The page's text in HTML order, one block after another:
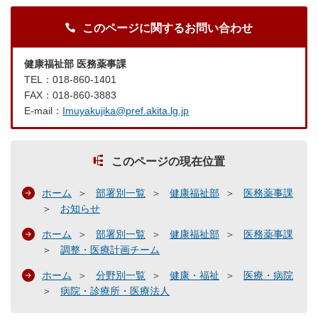
このページに関するお問い合わせ
健康福祉部 医務薬事課
TEL：018-860-1401
FAX：018-860-3883
E-mail： Imuyakujika@pref.akita.lg.jp
このページの現在位置
ホーム 部署別一覧 健康福祉部
医務薬事課
お知らせ
ホーム 部署別一覧 健康福祉部
医務薬事課
調整・医療計画チーム
ホーム 分野別一覧 健康・福祉
医療・病院
病院・診療所・医療法人